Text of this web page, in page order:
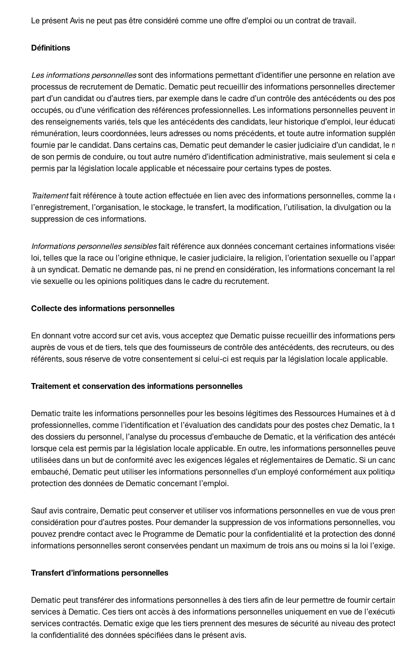
Le présent Avis ne peut pas être considéré comme une offre d’emploi ou un contrat de travail.
Définitions
Les informations personnellessont des informations permettant d’identifier une personne en relation
processus de recrutement de Dematic. Dematic peut recueillir des informations personnelles
part d’un candidat ou d’autres tiers, par exemple dans le cadre d’un contrôle des antécédents ou des
occupés, ou d’une vérification des références professionnelles. Les informations personnelles peuvent
des renseignements variés, tels que les antécédents des candidats, leur historique d’emploi, leur
rémunération, leurs coordonnées, leurs adresses ou noms précédents, et toute autre information
fournie par le candidat. Dans certains cas, Dematic peut demander le casier judiciaire d’un candidat, le
de son permis de conduire, ou tout autre numéro d’identification administrative, mais seulement si cela
permis par la législation locale applicable et nécessaire pour certains types de postes.
Traitementfait référence à toute action effectuée en lien avec des informations personnelles, comme
l’enregistrement, l’organisation, le stockage, le transfert, la modification, l’utilisation, la divulgation ou la
suppression de ces informations.
Informations personnelles sensiblesfait référence aux données concernant certaines informations
loi, telles que la race ou l’origine ethnique, le casier judiciaire, la religion, l’orientation sexuelle ou
à un syndicat. Dematic ne demande pas, ni ne prend en considération, les informations concernant la
vie sexuelle ou les opinions politiques dans le cadre du recrutement.
Collecte des informations personnelles
En donnant votre accord sur cet avis, vous acceptez que Dematic puisse recueillir des informations
auprès de vous et de tiers, tels que des fournisseurs de contrôle des antécédents, des recruteurs, ou des
référents, sous réserve de votre consentement si celui-ci est requis par la législation locale applicable.
Traitement et conservation des informations personnelles
Dematic traite les informations personnelles pour les besoins légitimes des Ressources Humaines et à
professionnelles, comme l’identification et l’évaluation des candidats pour des postes chez Dematic, la
des dossiers du personnel, l’analyse du processus d’embauche de Dematic, et la vérification des
lorsque cela est permis par la législation locale applicable. En outre, les informations personnelles
utilisées dans un but de conformité avec les exigences légales et réglementaires de Dematic. Si un
embauché, Dematic peut utiliser les informations personnelles d’un employé conformément aux
protection des données de Dematic concernant l’emploi.
Sauf avis contraire, Dematic peut conserver et utiliser vos informations personnelles en vue de vous
considération pour d’autres postes. Pour demander la suppression de vos informations personnelles,
pouvez prendre contact avec le Programme de Dematic pour la confidentialité et la protection des
informations personnelles seront conservées pendant un maximum de trois ans ou moins si la loi l’exige.
Transfert d’informations personnelles
Dematic peut transférer des informations personnelles à des tiers afin de leur permettre de fournir
services à Dematic. Ces tiers ont accès à des informations personnelles uniquement en vue de
services contractés. Dematic exige que les tiers prennent des mesures de sécurité au niveau des
la confidentialité des données spécifiées dans le présent avis.